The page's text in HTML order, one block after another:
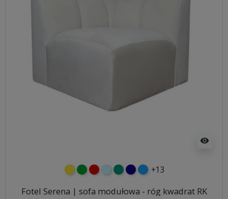
visibility
żółtyzielonyczerwony
błękitnyturkusowy
granatowy
niebieski
+13
Fotel Serena | sofa modułowa - róg kwadrat RK